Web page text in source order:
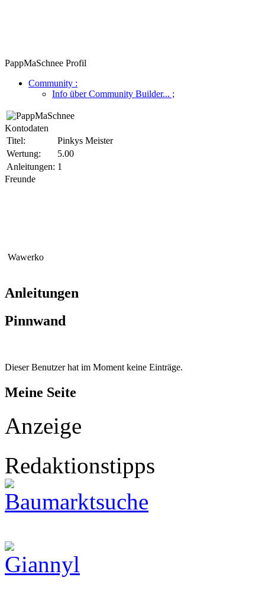
PappMaSchnee Profil
Community :
Info über Community Builder... ;
Kontodaten
Titel:
Pinkys Meister
Wertung:
5.00
Anleitungen: 1
Freunde
Wawerko
Anleitungen
Pinnwand
Dieser Benutzer hat im Moment keine Einträge.
Meine Seite
Anzeige
Redaktionstipps